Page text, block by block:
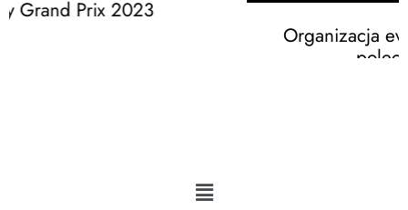
Organizacja eventów w Krakowie – lista